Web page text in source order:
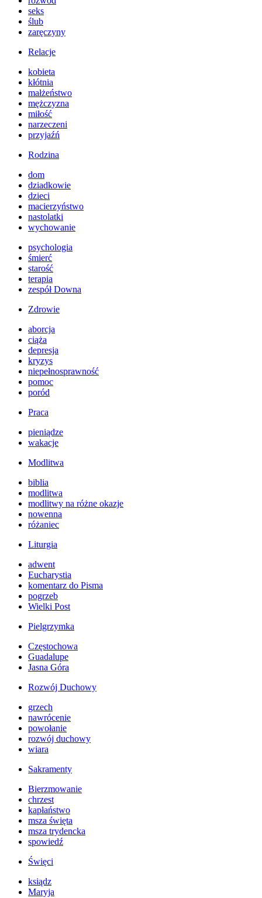
seks
ślub
zaręczyny
Relacje
kobieta
kłótnia
małżeństwo
mężczyzna
miłość
narzeczeni
przyjaźń
Rodzina
dom
dziadkowie
dzieci
macierzyństwo
nastolatki
wychowanie
psychologia
śmierć
starość
terapia
zespół Downa
Zdrowie
aborcja
ciąża
depresja
kryzys
niepełnosprawność
pomoc
poród
Praca
pieniądze
wakacje
Modlitwa
biblia
modlitwa
modlitwy na różne okazje
nowenna
różaniec
Liturgia
adwent
Eucharystia
komentarz do Pisma
pogrzeb
Wielki Post
Pielgrzymka
Częstochowa
Guadalupe
Jasna Góra
Rozwój Duchowy
grzech
nawrócenie
powołanie
rozwój duchowy
wiara
Sakramenty
Bierzmowanie
chrzest
kapłaństwo
msza święta
msza trydencka
spowiedź
Święci
ksiądz
Maryja